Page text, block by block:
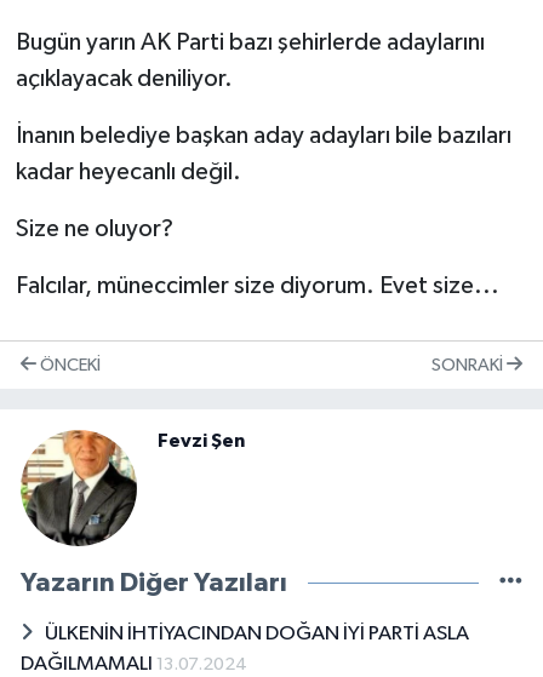
Bugün yarın AK Parti bazı şehirlerde adaylarını
açıklayacak deniliyor.
İnanın belediye başkan aday adayları bile bazıları
kadar heyecanlı değil.
Size ne oluyor?
Falcılar, müneccimler size diyorum. Evet size...
ÖNCEKI SONRAKI
Fevzi Şen
Yazarın Diğer Yazıları
ÜLKENİN İHTİYACINDAN DOĞAN İYİ PARTİ ASLA
DAĞILMAMALI 13.07.2024